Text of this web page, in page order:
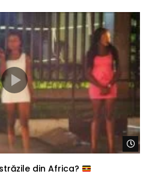
din Africa?